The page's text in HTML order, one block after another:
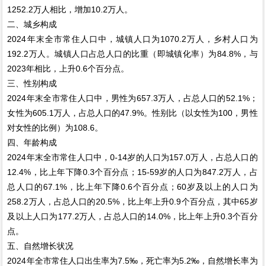
1252.2万人相比，增加10.2万人。
二、城乡构成
2024年末全市常住人口中，城镇人口为1070.2万人，乡村人口为
192.2万人。城镇人口占总人口的比重（即城镇化率）为84.8%，与
2023年相比，上升0.6个百分点。
三、性别构成
2024年末全市常住人口中，男性为657.3万人，占总人口的52.1%；
女性为605.1万人，占总人口的47.9%。性别比（以女性为100，男性
对女性的比例）为108.6。
四、年龄构成
2024年末全市常住人口中，0-14岁的人口为157.0万人，占总人口的
12.4%，比上年下降0.3个百分点；15-59岁的人口为847.2万人，占
总人口的67.1%，比上年下降0.6个百分点；60岁及以上的人口为
258.2万人，占总人口的20.5%，比上年上升0.9个百分点，其中65岁
及以上人口为177.2万人，占总人口的14.0%，比上年上升0.3个百分
点。
五、自然增长状况
2024年全市常住人口出生率为7.5‰，死亡率为5.2‰，自然增长率为